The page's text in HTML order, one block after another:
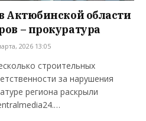
Актюбинской области
– прокуратура
2026 13:05
строительных
за нарушения
региона раскрыли